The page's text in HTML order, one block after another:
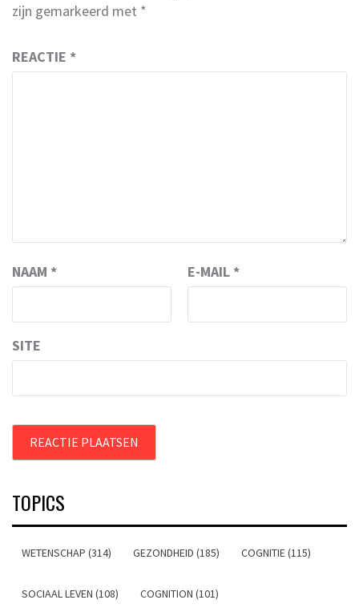
zijn gemarkeerd met *
REACTIE *
NAAM * E-MAIL *
SITE
TOPICS
WETENSCHAP (314) GEZONDHEID (185) COGNITIE (115)
SOCIAAL LEVEN (108) COGNITION (101)